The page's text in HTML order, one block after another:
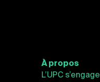
À propos
L’UPC s’engage